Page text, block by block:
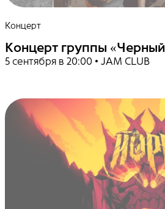
Концерт
Концерт группы
5 сентября в 20:00 • JAM CLUB